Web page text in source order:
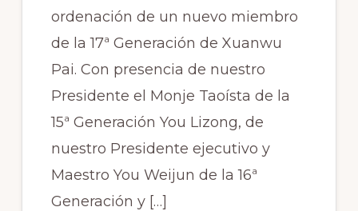
ordenación de un nuevo miembro
de la 17ª Generación de Xuanwu
Pai. Con presencia de nuestro
Presidente el Monje Taoísta de la
15ª Generación You Lizong, de
nuestro Presidente ejecutivo y
Maestro You Weijun de la 16ª
Generación y […]